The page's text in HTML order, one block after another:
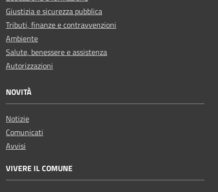
Giustizia e sicurezza pubblica
Tributi, finanze e contravvenzioni
Ambiente
Salute, benessere e assistenza
Autorizzazioni
NOVITÀ
Notizie
Comunicati
Avvisi
VIVERE IL COMUNE